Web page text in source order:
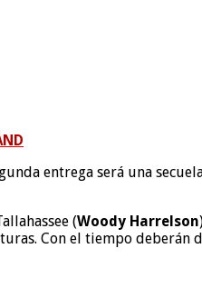
entrega será una
(Woody Harrelson
Con el tiempo